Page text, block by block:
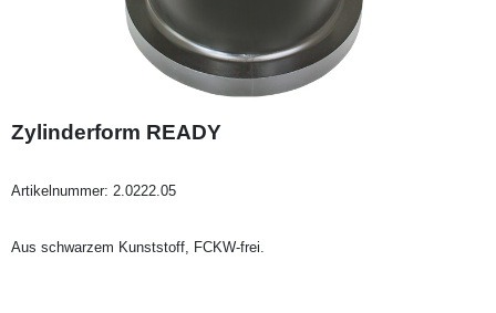
Zylinderform READY
Artikelnummer: 2.0222.05
Aus schwarzem Kunststoff, FCKW-frei.